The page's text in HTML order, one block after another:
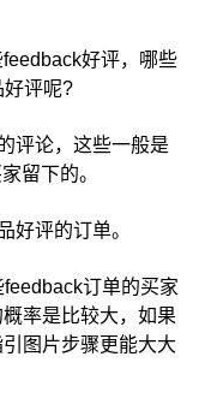
好评，哪些
好评呢?
评论，这些一般是
留下的。
好评的订单。
订单的买家
率是比较大，如果
图片步骤更能大大